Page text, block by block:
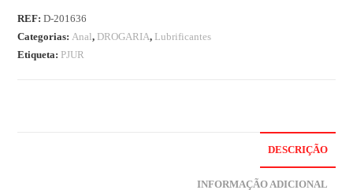
REF:D-201636
Categorias: Anal, DROGARIA, Lubrificantes
Etiqueta: PJUR
DESCRIÇÃO
INFORMAÇÃO ADICIONAL